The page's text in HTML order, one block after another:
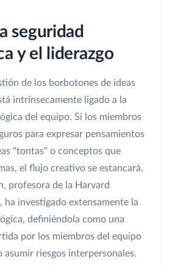
seguridad
y el liderazgo
de los borbotones de ideas
intrínsecamente ligado a la
del equipo. Si los miembros
para expresar pensamientos
"tontas" o conceptos que
el flujo creativo se estancará.
profesora de la Harvard
ha investigado extensamente la
definiéndola como una
por los miembros del equipo
asumir riesgos interpersonales.